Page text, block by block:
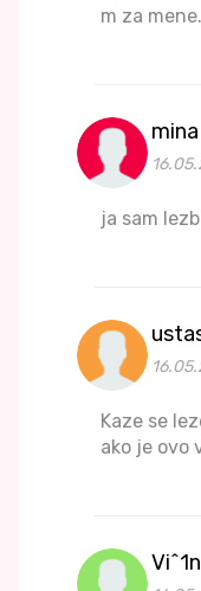
m za mene.
mina
ja sam
Kaze se
ako je ovo